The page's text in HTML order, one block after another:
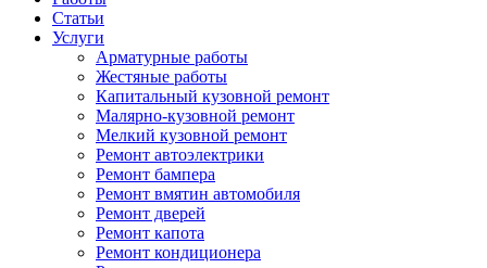
Статьи
Услуги
Арматурные работы
Жестяные работы
Капитальный кузовной ремонт
Малярно-кузовной ремонт
Мелкий кузовной ремонт
Ремонт автоэлектрики
Ремонт бампера
Ремонт вмятин автомобиля
Ремонт дверей
Ремонт капота
Ремонт кондиционера